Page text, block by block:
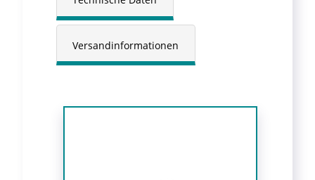
Versandinformationen